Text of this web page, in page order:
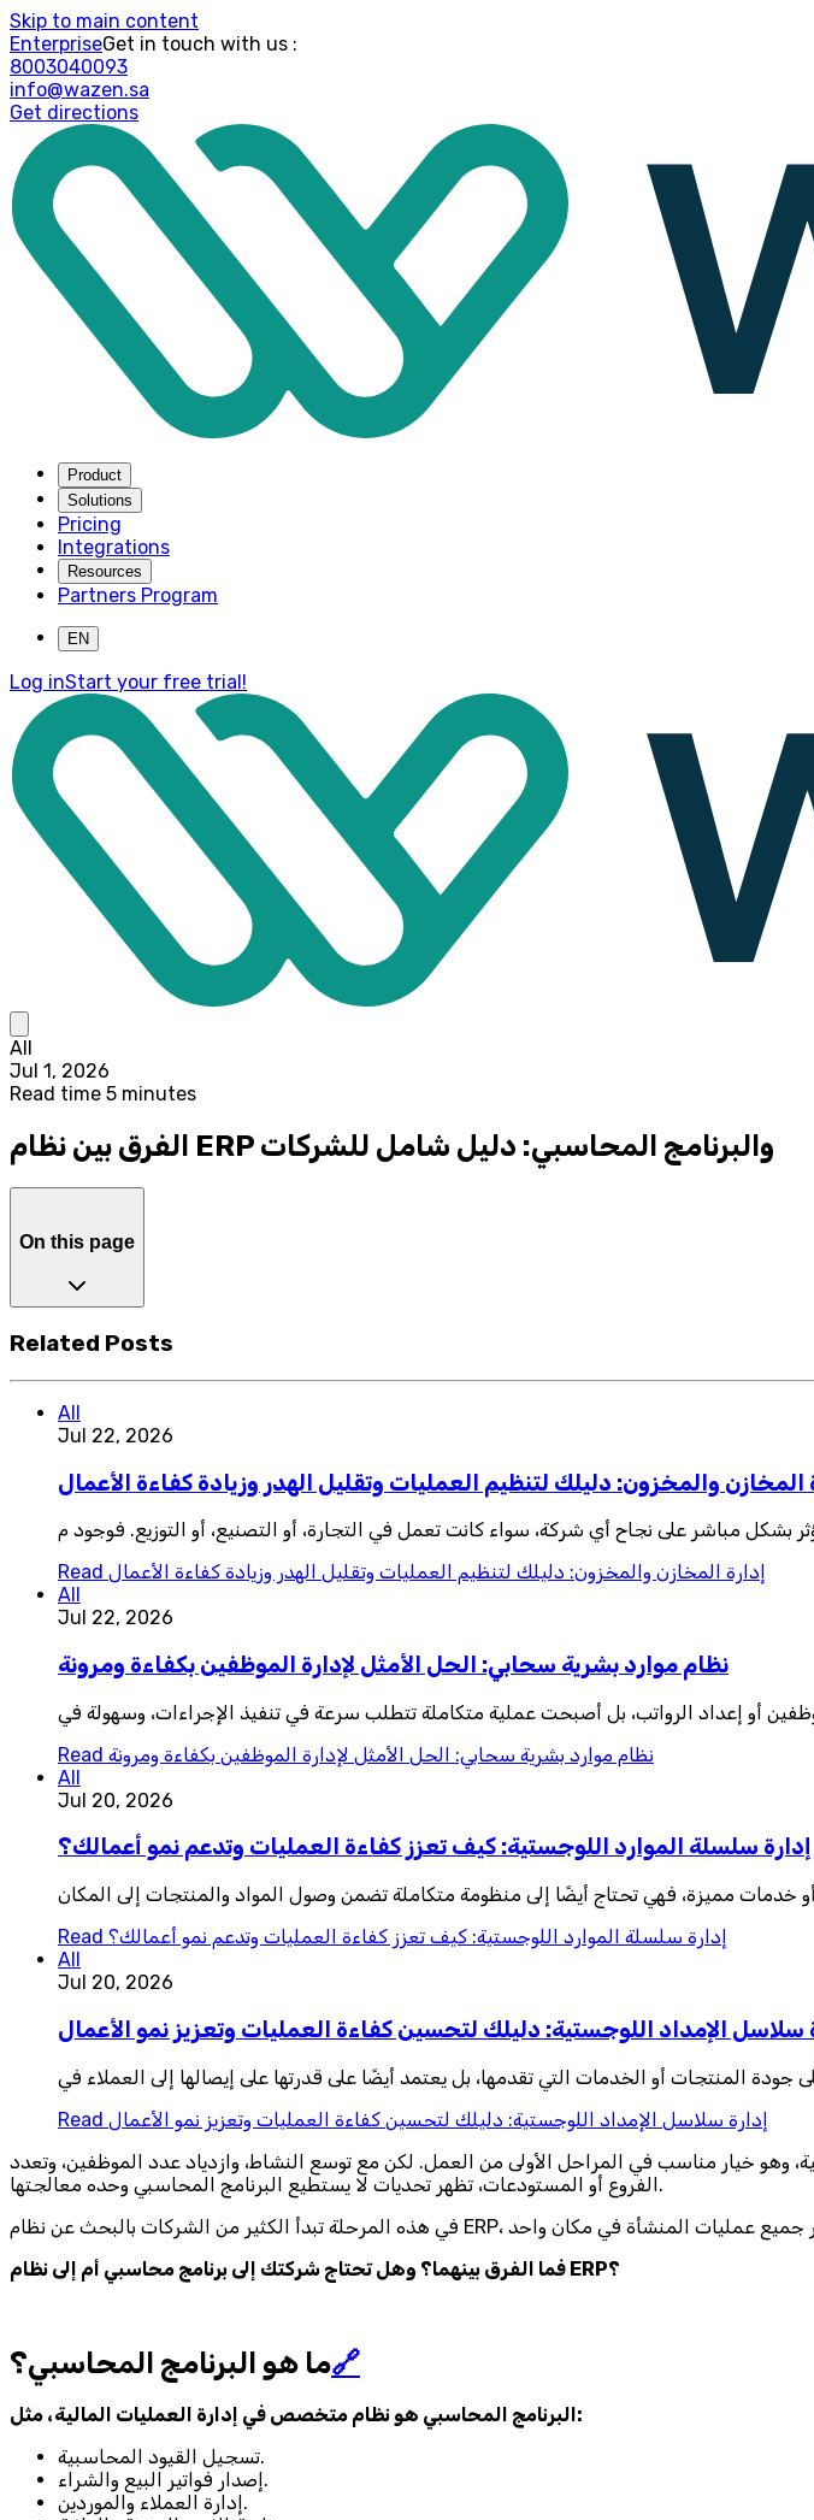
Skip to main content
Enterprise
: Get in touch with us
8003040093
info@wazen.sa
Get directions
Product
Solutions
Pricing
Integrations
Resources
Partners Program
EN
Log inStart your free trial!
All
Jul 1, 2026
Read time 5 minutes
الفرق بين نظام ERP والبرنامج المحاسبي: دليل شامل للشركات
On this page
Related Posts
All
Jul 22, 2026
المخازن والمخزون: دليلك لتنظيم العمليات وتقليل الهدر وزيادة كفاءة الأعمال
بشكل مباشر على نجاح أي شركة، سواء كانت تعمل في التجارة، أو التصنيع، أو التوزيع. فوجود م
Read إدارة المخازن والمخزون: دليلك لتنظيم العمليات وتقليل الهدر وزيادة كفاءة الأعمال
All
Jul 22, 2026
نظام موارد بشرية سحابي: الحل الأمثل لإدارة الموظفين بكفاءة ومرونة
أو إعداد الرواتب، بل أصبحت عملية متكاملة تتطلب سرعة في تنفيذ الإجراءات، وسهولة في
Read نظام موارد بشرية سحابي: الحل الأمثل لإدارة الموظفين بكفاءة ومرونة
All
Jul 20, 2026
إدارة سلسلة الموارد اللوجستية: كيف تعزز كفاءة العمليات وتدعم نمو أعمالك؟
خدمات مميزة، فهي تحتاج أيضًا إلى منظومة متكاملة تضمن وصول المواد والمنتجات إلى المكان
Read إدارة سلسلة الموارد اللوجستية: كيف تعزز كفاءة العمليات وتدعم نمو أعمالك؟
All
Jul 20, 2026
سلاسل الإمداد اللوجستية: دليلك لتحسين كفاءة العمليات وتعزيز نمو الأعمال
جودة المنتجات أو الخدمات التي تقدمها، بل يعتمد أيضًا على قدرتها على إيصالها إلى العملاء في
Read إدارة سلاسل الإمداد اللوجستية: دليلك لتحسين كفاءة العمليات وتعزيز نمو الأعمال
وهو خيار مناسب في المراحل الأولى من العمل. لكن مع توسع النشاط، وازدياد عدد الموظفين، وتعدد
الفروع أو المستودعات، تظهر تحديات لا يستطيع البرنامج المحاسبي وحده معالجتها.
فما الفرق بينهما؟ وهل تحتاج شركتك إلى برنامج محاسبي أم إلى نظام ERP؟
ما هو البرنامج المحاسبي؟🔗
البرنامج المحاسبي هو نظام متخصص في إدارة العمليات المالية، مثل:
تسجيل القيود المحاسبية.
إصدار فواتير البيع والشراء.
إدارة العملاء والموردين.